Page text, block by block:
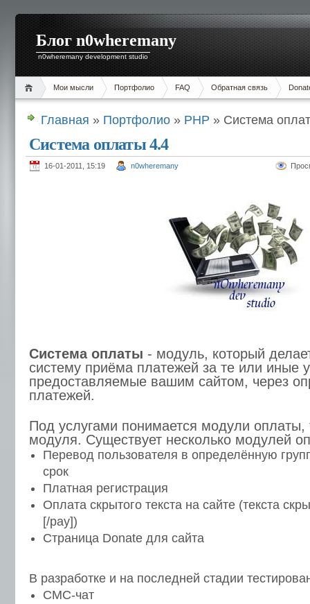
Блог n0wheremany
n0wheremany development studio
Мои мысли Портфолио FAQ Обратная связь
Главная » Портфолио » PHP » Система
Система оплаты 4.4
16-01-2011, 15:19 n0wheremany
Система оплаты - модуль, который
систему приёма платежей за те или иные
предоставляемые вашим сайтом, через
платежей.
Под услугами понимается модули оплаты,
модуля. Существует несколько модулей
Перевод пользователя в определённую
срок
Платная регистрация
Оплата скрытого текста на сайте (текста
[/pay])
Страница Donate для сайта
В разработке и на последней стадии
СМС-чат